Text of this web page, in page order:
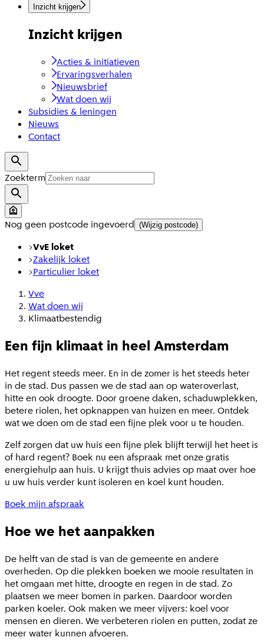
Inzicht krijgen
Inzicht krijgen
Acties & initiatieven
Ervaringsverhalen
Nieuwsbrief
Wat doen wij
Subsidies & leningen
Nieuws
Contact
Zoekterm
Nog geen postcode ingevoerd (Wijzig postcode)
VvE loket
Zakelijk loket
Particulier loket
Vve
Wat doen wij
Klimaatbestendig
Een fijn klimaat in heel Amsterdam
Het regent steeds meer. En in de zomer is het steeds heter
in de stad. Dus passen we de stad aan op wateroverlast,
hitte en ook droogte. Door groene daken, schaduwplekken,
betere riolen, het opknappen van huizen en meer. Ontdek
wat we doen om de stad een fijne plek voor u te houden.
Zelf zorgen dat uw huis een fijne plek blijft terwijl het heet is
of hard regent? Boek nu een afspraak met onze gratis
energiehulp aan huis. U krijgt thuis advies op maat over hoe
u uw huis verder kunt isoleren en koel kunt houden.
Boek mijn afspraak
Hoe we het aanpakken
De helft van de stad is van de gemeente en andere
overheden. Op die plekken boeken we mooie resultaten in
het omgaan met hitte, droogte en regen in de stad. Zo
plaatsen we meer bomen in parken. Daardoor worden
parken koeler. Ook maken we meer vijvers: koel voor
mensen en dieren. We verbeteren riolen en putten, zodat ze
meer water kunnen afvoeren.